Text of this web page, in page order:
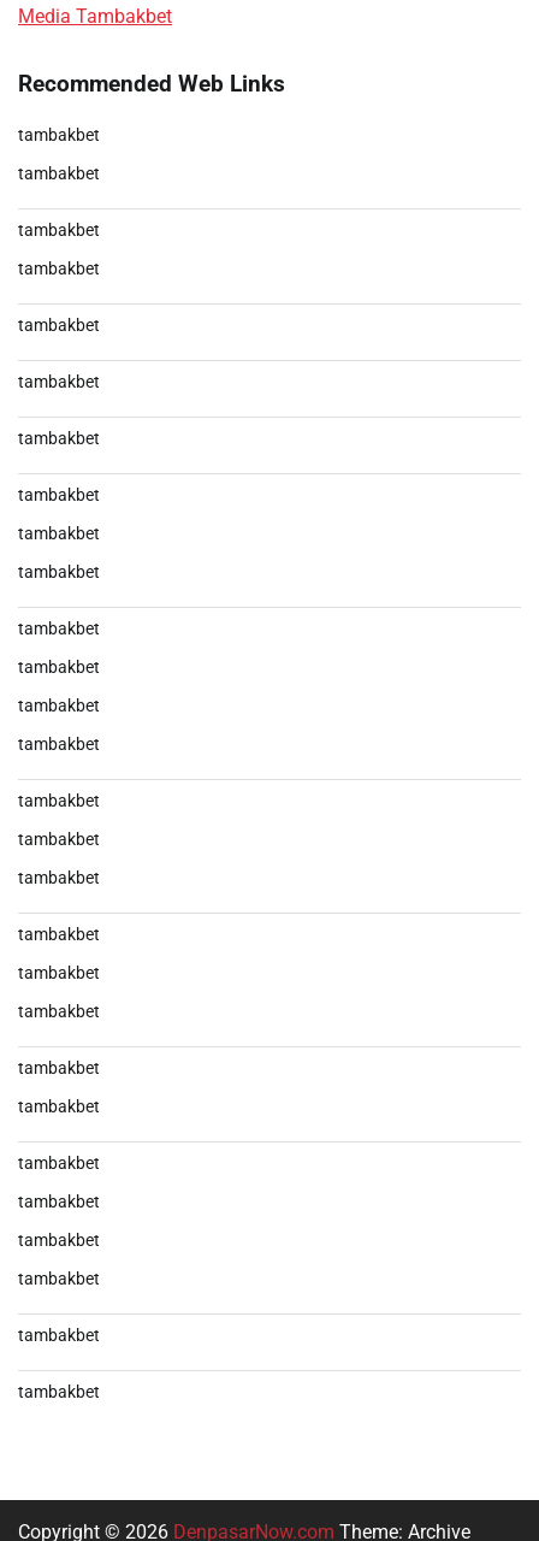
Media Tambakbet
Recommended Web Links
tambakbet
tambakbet
tambakbet
tambakbet
tambakbet
tambakbet
tambakbet
tambakbet
tambakbet
tambakbet
tambakbet
tambakbet
tambakbet
tambakbet
tambakbet
tambakbet
tambakbet
tambakbet
tambakbet
tambakbet
tambakbet
tambakbet
tambakbet
tambakbet
tambakbet
tambakbet
tambakbet
tambakbet
Copyright © 2026 DenpasarNow.com Theme: Archive